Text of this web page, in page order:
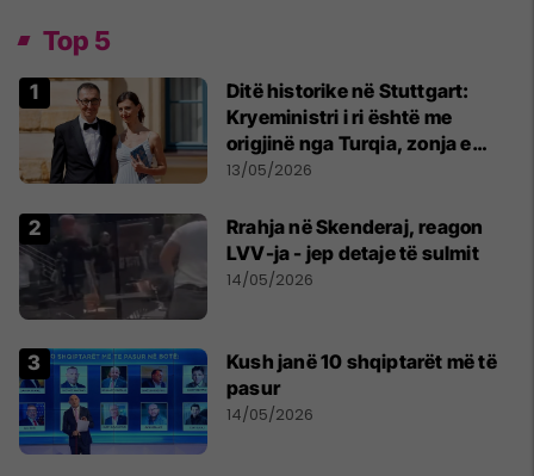
Top 5
Ditë historike në Stuttgart:
Kryeministri i ri është me
origjinë nga Turqia, zonja e
parë një shqiptare nga
13/05/2026
Rrahja në Skenderaj, reagon
LVV-ja - jep detaje të sulmit
14/05/2026
Kush janë 10 shqiptarët më të
pasur
14/05/2026